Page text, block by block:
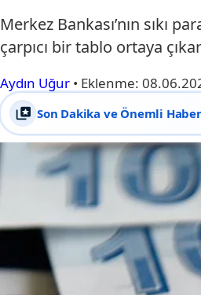
Merkez Bankası’nın sıkı
çarpıcı bir tablo ortaya
Aydın Uğur • Eklenme:
Son Dakika ve Önemli